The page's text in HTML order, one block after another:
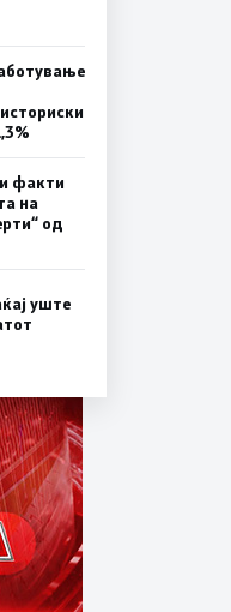
факти
на
од
уште